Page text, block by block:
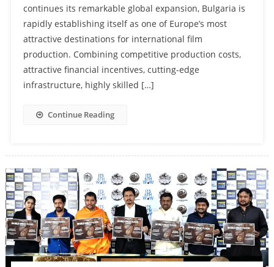
continues its remarkable global expansion, Bulgaria is
rapidly establishing itself as one of Europe’s most
attractive destinations for international film
production. Combining competitive production costs,
attractive financial incentives, cutting-edge
infrastructure, highly skilled […]
Continue Reading